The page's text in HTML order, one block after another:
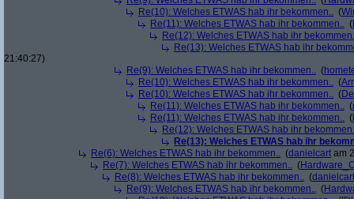
Re(10): Welches ETWAS hab ihr bekommen.. (
Re(11): Welches ETWAS hab ihr bekommen.. (
Re(12): Welches ETWAS hab ihr
Re(13): Welches ETWAS hab ihr
21:40:27)
Re(9): Welches ETWAS hab ihr bekommen.. (
Re(10): Welches ETWAS hab ihr bekommen.. (
Re(10): Welches ETWAS hab ihr bekommen.. (
Re(11): Welches ETWAS hab ihr bekommen.. (
Re(11): Welches ETWAS hab ihr bekommen.. (
Re(12): Welches ETWAS hab ihr
Re(13): Welches ETWAS hab ihr
Re(6): Welches ETWAS hab ihr bekommen.. (danielcart am
Re(7): Welches ETWAS hab ihr bekommen.. (
Re(8): Welches ETWAS hab ihr bekommen.. (danielcart
Re(9): Welches ETWAS hab ihr bekommen.. (